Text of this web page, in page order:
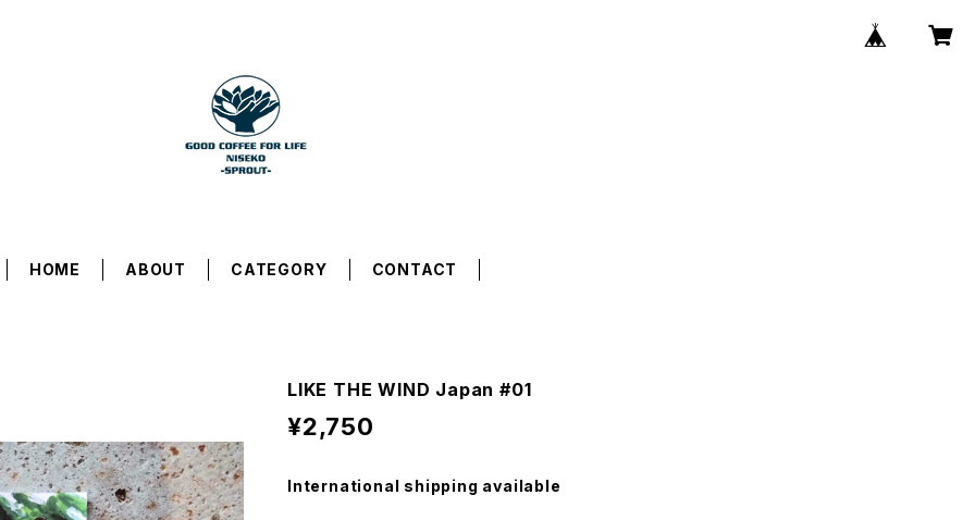
HOME ABOUT CATEGORY CONTACT
LIKE THE WIND Japan #01
¥2,750
International shipping available